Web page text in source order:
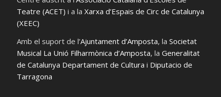
Teatre (ACET) i a la Xarxa d’Espais de Circ de Catalunya
(XEEC)
Amb el suport de l’Ajuntament d’Amposta, la Societat
Musical La Unió Filharmònica d’Amposta, la Generalitat
de Catalunya Departament de Cultura i Diputacio de
Tarragona